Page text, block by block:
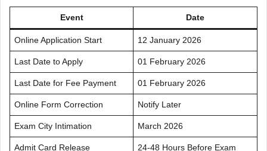
Event Date
Online Application Start 12 January 2026
Last Date to Apply 01 February 2026
Last Date for Fee Payment 01 February 2026
Online Form Correction Notify Later
Exam City Intimation March 2026
Admit Card Release 24-48 Hours Before Exam